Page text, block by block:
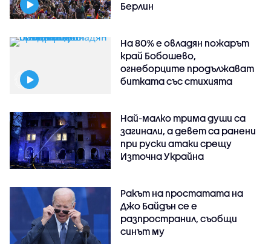
Берлин
На 80% е овладян пожарът
край Бобошево,
огнеборците продължават
битката със стихията
Най-малко трима души са
загинали, а девет са ранени
при руски атаки срещу
Източна Украйна
Ракът на простатата на
Джо Байдън се е
разпространил, съобщи
синът му